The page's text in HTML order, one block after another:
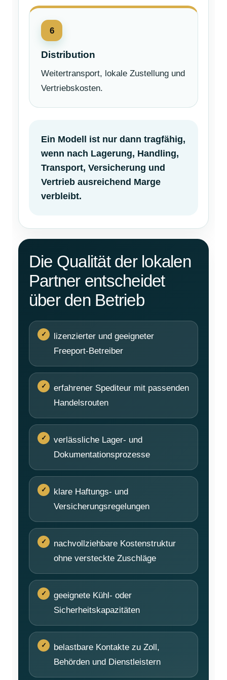
6
Distribution
Weitertransport, lokale Zustellung und
Vertriebskosten.
Ein Modell ist nur dann tragfähig,
wenn nach Lagerung, Handling,
Transport, Versicherung und
Vertrieb ausreichend Marge
verbleibt.
Die Qualität der lokalen
Partner entscheidet
über den Betrieb
lizenzierter und geeigneter
Freeport-Betreiber
erfahrener Spediteur mit passenden
Handelsrouten
verlässliche Lager- und
Dokumentationsprozesse
klare Haftungs- und
Versicherungsregelungen
nachvollziehbare Kostenstruktur
ohne versteckte Zuschläge
geeignete Kühl- oder
Sicherheitskapazitäten
belastbare Kontakte zu Zoll,
Behörden und Dienstleistern